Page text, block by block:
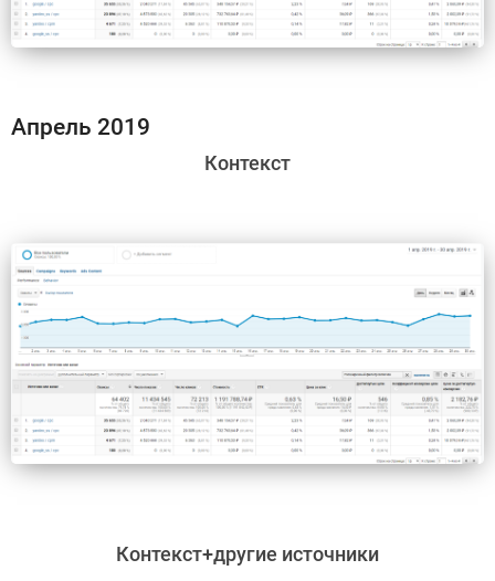
Апрель 2019
​Контекст
​Контекст+другие источники